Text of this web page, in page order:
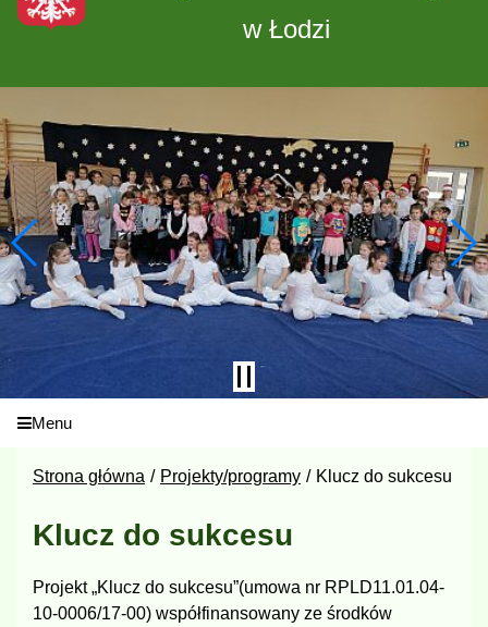
w Łodzi
Menu
Strona główna Projekty/programy Klucz do sukcesu
Klucz do sukcesu
Projekt „Klucz do sukcesu”(umowa nr RPLD11.01.04-
10-0006/17-00) współfinansowany ze środków